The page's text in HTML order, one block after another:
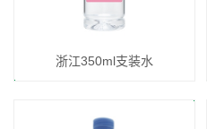
浙江350ml支装水